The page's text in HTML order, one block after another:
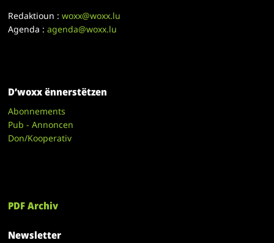
Redaktioun :woxx@woxx.lu
Agenda :agenda@woxx.lu
D’woxx ënnerstëtzen
Abonnements
Pub - Annoncen
Don/Kooperativ
PDF Archiv
Newsletter